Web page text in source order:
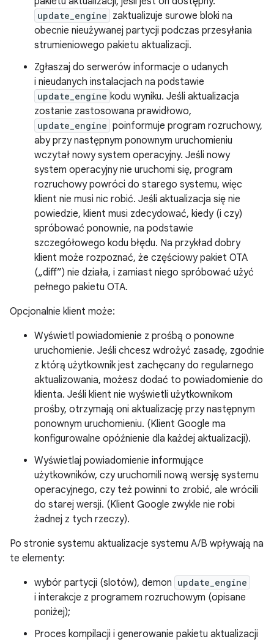
update_engine zaktualizuje surowe bloki na
obecnie nieużywanej partycji podczas przesyłania
strumieniowego pakietu aktualizacji.
Zgłaszaj do serwerów informacje o udanych
i nieudanych instalacjach na podstawie
update_engine kodu wyniku. Jeśli aktualizacja
zostanie zastosowana prawidłowo,
update_engine poinformuje program rozruchowy,
aby przy następnym ponownym uruchomieniu
wczytał nowy system operacyjny. Jeśli nowy
system operacyjny nie uruchomi się, program
rozruchowy powróci do starego systemu, więc
klient nie musi nic robić. Jeśli aktualizacja się nie
powiedzie, klient musi zdecydować, kiedy (i czy)
spróbować ponownie, na podstawie
szczegółowego kodu błędu. Na przykład dobry
klient może rozpoznać, że częściowy pakiet OTA
(„diff”) nie działa, i zamiast niego spróbować użyć
pełnego pakietu OTA.
Opcjonalnie klient może:
Wyświetl powiadomienie z prośbą o ponowne
uruchomienie. Jeśli chcesz wdrożyć zasadę, zgodnie
z którą użytkownik jest zachęcany do regularnego
aktualizowania, możesz dodać to powiadomienie do
klienta. Jeśli klient nie wyświetli użytkownikom
prośby, otrzymają oni aktualizację przy następnym
ponownym uruchomieniu. (Klient Google ma
konfigurowalne opóźnienie dla każdej aktualizacji).
Wyświetlaj powiadomienie informujące
użytkowników, czy uruchomili nową wersję systemu
operacyjnego, czy też powinni to zrobić, ale wrócili
do starej wersji. (Klient Google zwykle nie robi
żadnej z tych rzeczy).
Po stronie systemu aktualizacje systemu A/B wpływają na
te elementy:
wybór partycji (slotów), demon update_engine
i interakcje z programem rozruchowym (opisane
poniżej);
Proces kompilacji i generowanie pakietu aktualizacji